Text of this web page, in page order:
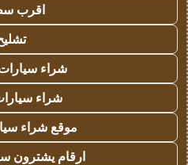
اقرب
شراء
شراء
موقع شراء
ارقام يشترون